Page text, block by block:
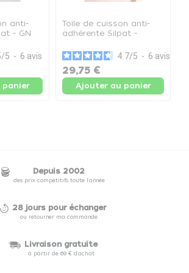
anti-
- GN
/5 - 6 avis
panier
Toile de cuisson anti-
adhérente Silpat -
4.7/5 - 6 avis
29,75 €
Ajouter au panier
Depuis 2002
des prix compétitifs toute l'année
28 jours pour échanger
ou retourner ma commande
Livraison gratuite
à partir de 69 € d'achat